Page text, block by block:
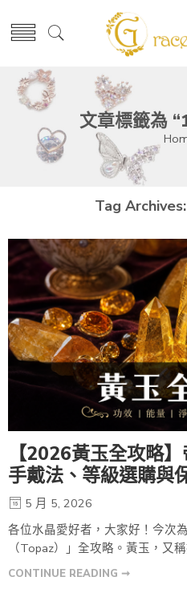
文章標籤為
Tag Archives:
【2026黃玉全攻略
手戴法、等級選購與
5 月 5, 2026
各位水晶愛好者，大家好！今次
（Topaz）」全攻略。黃玉，又
CONTINUE READING ➞